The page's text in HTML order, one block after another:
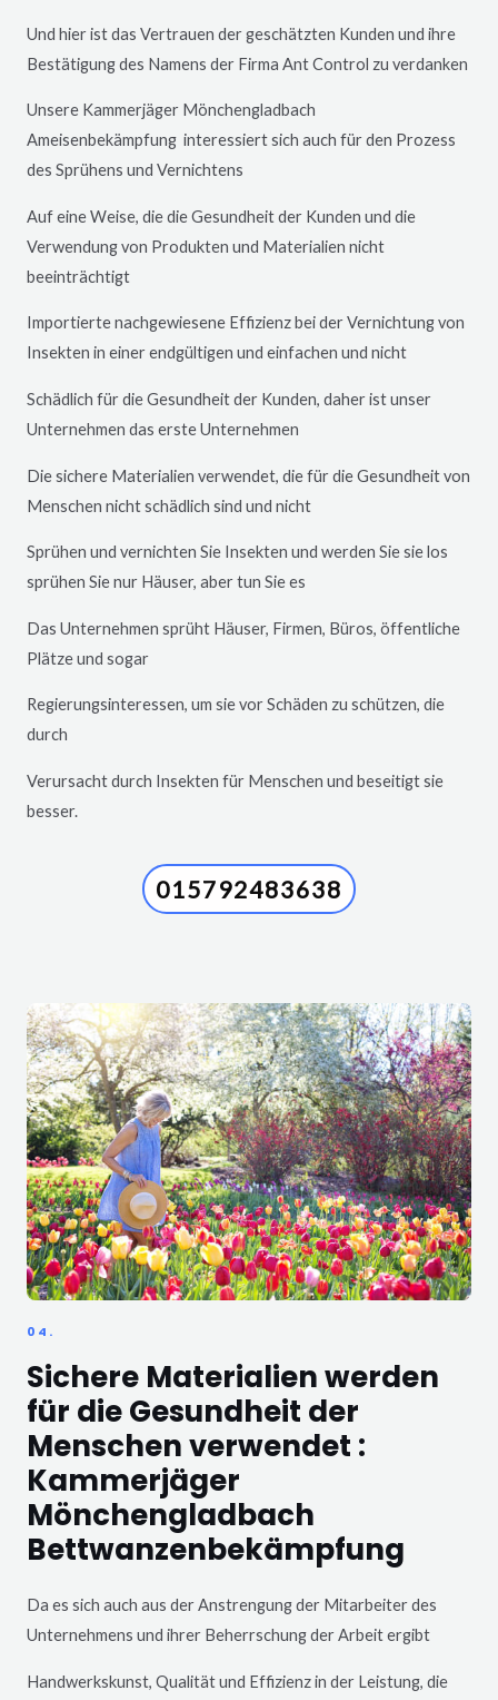
Und hier ist das Vertrauen der geschätzten Kunden und ihre
Bestätigung des Namens der Firma Ant Control zu verdanken
Unsere Kammerjäger Mönchengladbach
Ameisenbekämpfung interessiert sich auch für den Prozess
des Sprühens und Vernichtens
Auf eine Weise, die die Gesundheit der Kunden und die
Verwendung von Produkten und Materialien nicht
beeinträchtigt
Importierte nachgewiesene Effizienz bei der Vernichtung von
Insekten in einer endgültigen und einfachen und nicht
Schädlich für die Gesundheit der Kunden, daher ist unser
Unternehmen das erste Unternehmen
Die sichere Materialien verwendet, die für die Gesundheit von
Menschen nicht schädlich sind und nicht
Sprühen und vernichten Sie Insekten und werden Sie sie los
sprühen Sie nur Häuser, aber tun Sie es
Das Unternehmen sprüht Häuser, Firmen, Büros, öffentliche
Plätze und sogar
Regierungsinteressen, um sie vor Schäden zu schützen, die
durch
Verursacht durch Insekten für Menschen und beseitigt sie
besser.
015792483638
04.
Sichere Materialien werden
für die Gesundheit der
Menschen verwendet :
Kammerjäger
Mönchengladbach
Bettwanzenbekämpfung
Da es sich auch aus der Anstrengung der Mitarbeiter des
Unternehmens und ihrer Beherrschung der Arbeit ergibt
Handwerkskunst, Qualität und Effizienz in der Leistung, die